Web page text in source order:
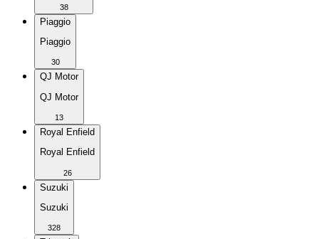
38
Piaggio
Piaggio
30
QJ Motor
QJ Motor
13
Royal Enfield
Royal Enfield
26
Suzuki
Suzuki
328